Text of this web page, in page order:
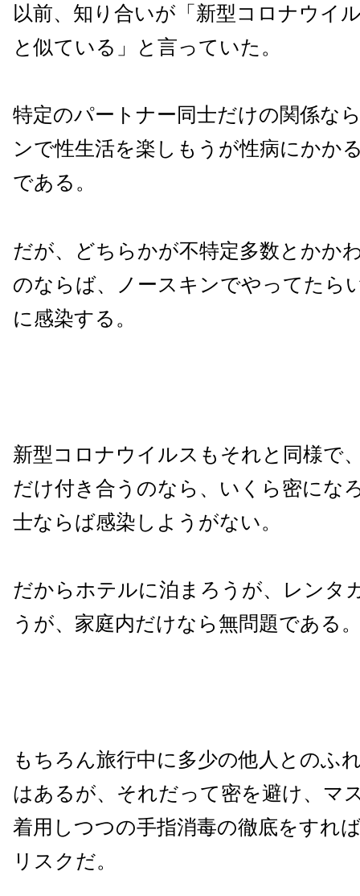
以前、知り合いが「新型コロナウイ
と似ている」と言っていた。
特定のパートナー同士だけの関係な
ンで性生活を楽しもうが性病にかか
である。
だが、どちらかが不特定多数とかか
のならば、ノースキンでやってたら
に感染する。
新型コロナウイルスもそれと同様で
だけ付き合うのなら、いくら密にな
士ならば感染しようがない。
だからホテルに泊まろうが、レンタ
うが、家庭内だけなら無問題である
もちろん旅行中に多少の他人とのふ
はあるが、それだって密を避け、マ
着用しつつの手指消毒の徹底をすれ
リスクだ。